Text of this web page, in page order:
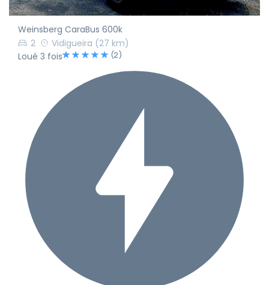
Weinsberg CaraBus 600k
2
Vidigueira (27 km)
Loué 3 fois
(2)